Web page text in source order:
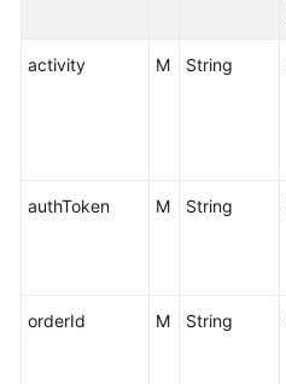
发
activity M String
authToken M String
orderId M String